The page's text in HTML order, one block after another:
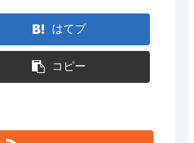
はてブ
コピー